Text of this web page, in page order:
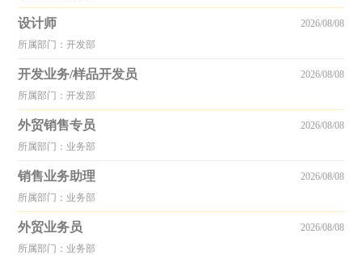
设计师
所属部门：开发部
2026/08/08
开发业务/样品开发员
所属部门：开发部
2026/08/08
外贸销售专员
所属部门：业务部
2026/08/08
销售业务助理
所属部门：业务部
2026/08/08
外贸业务员
所属部门：业务部
2026/08/08